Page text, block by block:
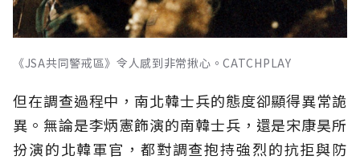
《JSA共同警戒區》令人感到非常揪心。CATCHPLAY
但在調查過程中，南北韓士兵的態度卻顯得異常詭
異。無論是李炳憲飾演的南韓士兵，還是宋康昊所
扮演的北韓軍官，都對調查抱持強烈的抗拒與防